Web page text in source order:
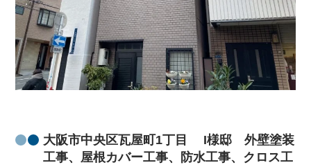
大阪市中央区瓦屋町1丁目 I様邸 外壁塗装
工事、屋根カバー工事、防水工事、クロス工